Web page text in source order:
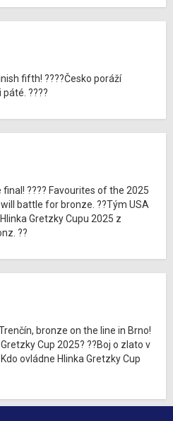
fifth! ????Česko poráží
????
???? Favourites of the 2025
battle for bronze. ??Tým USA
Gretzky Cupu 2025 z
??
bronze on the line in Brno!
Cup 2025? ??Boj o zlato v
ovládne Hlinka Gretzky Cup